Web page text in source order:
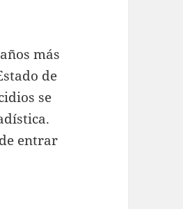
más
de
se
entrar